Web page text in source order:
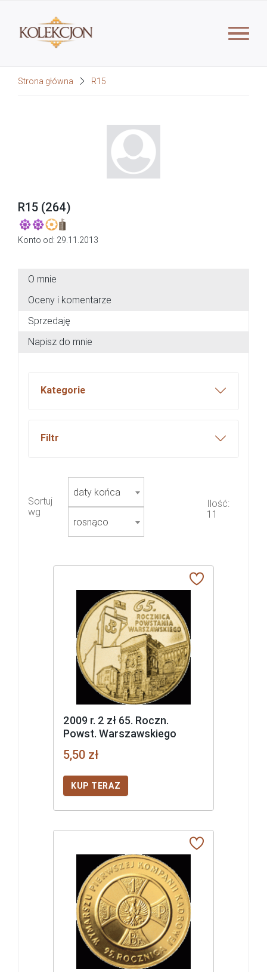
Strona główna R15
R15 (264)
Konto od: 29.11.2013
O mnie
Oceny i komentarze
Sprzedaję
Napisz do mnie
Kategorie
Filtr
Sortuj
wg
daty końca
rosnąco
Ilość:
11
2009 r. 2 zł 65. Roczn.
Powst. Warszawskiego
5,50 zł
KUP TERAZ